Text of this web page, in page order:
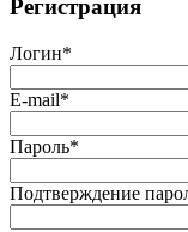
Регистрация
Логин*
E-mail*
Пароль*
Подтверждение